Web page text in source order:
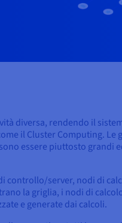
diversa, rendendo il
il Cluster Computing. Le
essere piuttosto grandi
controllo/server, nodi di
la griglia, i nodi di
e generate dai calcoli.